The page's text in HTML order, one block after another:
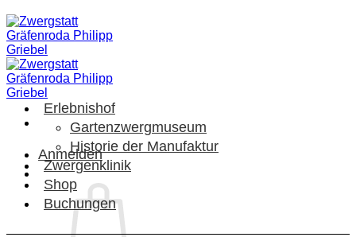
Zum
Inhalt
springen
Anmelden
Erlebnishof
Gartenzwergmuseum
Historie der Manufaktur
Zwergenklinik
Shop
Buchungen